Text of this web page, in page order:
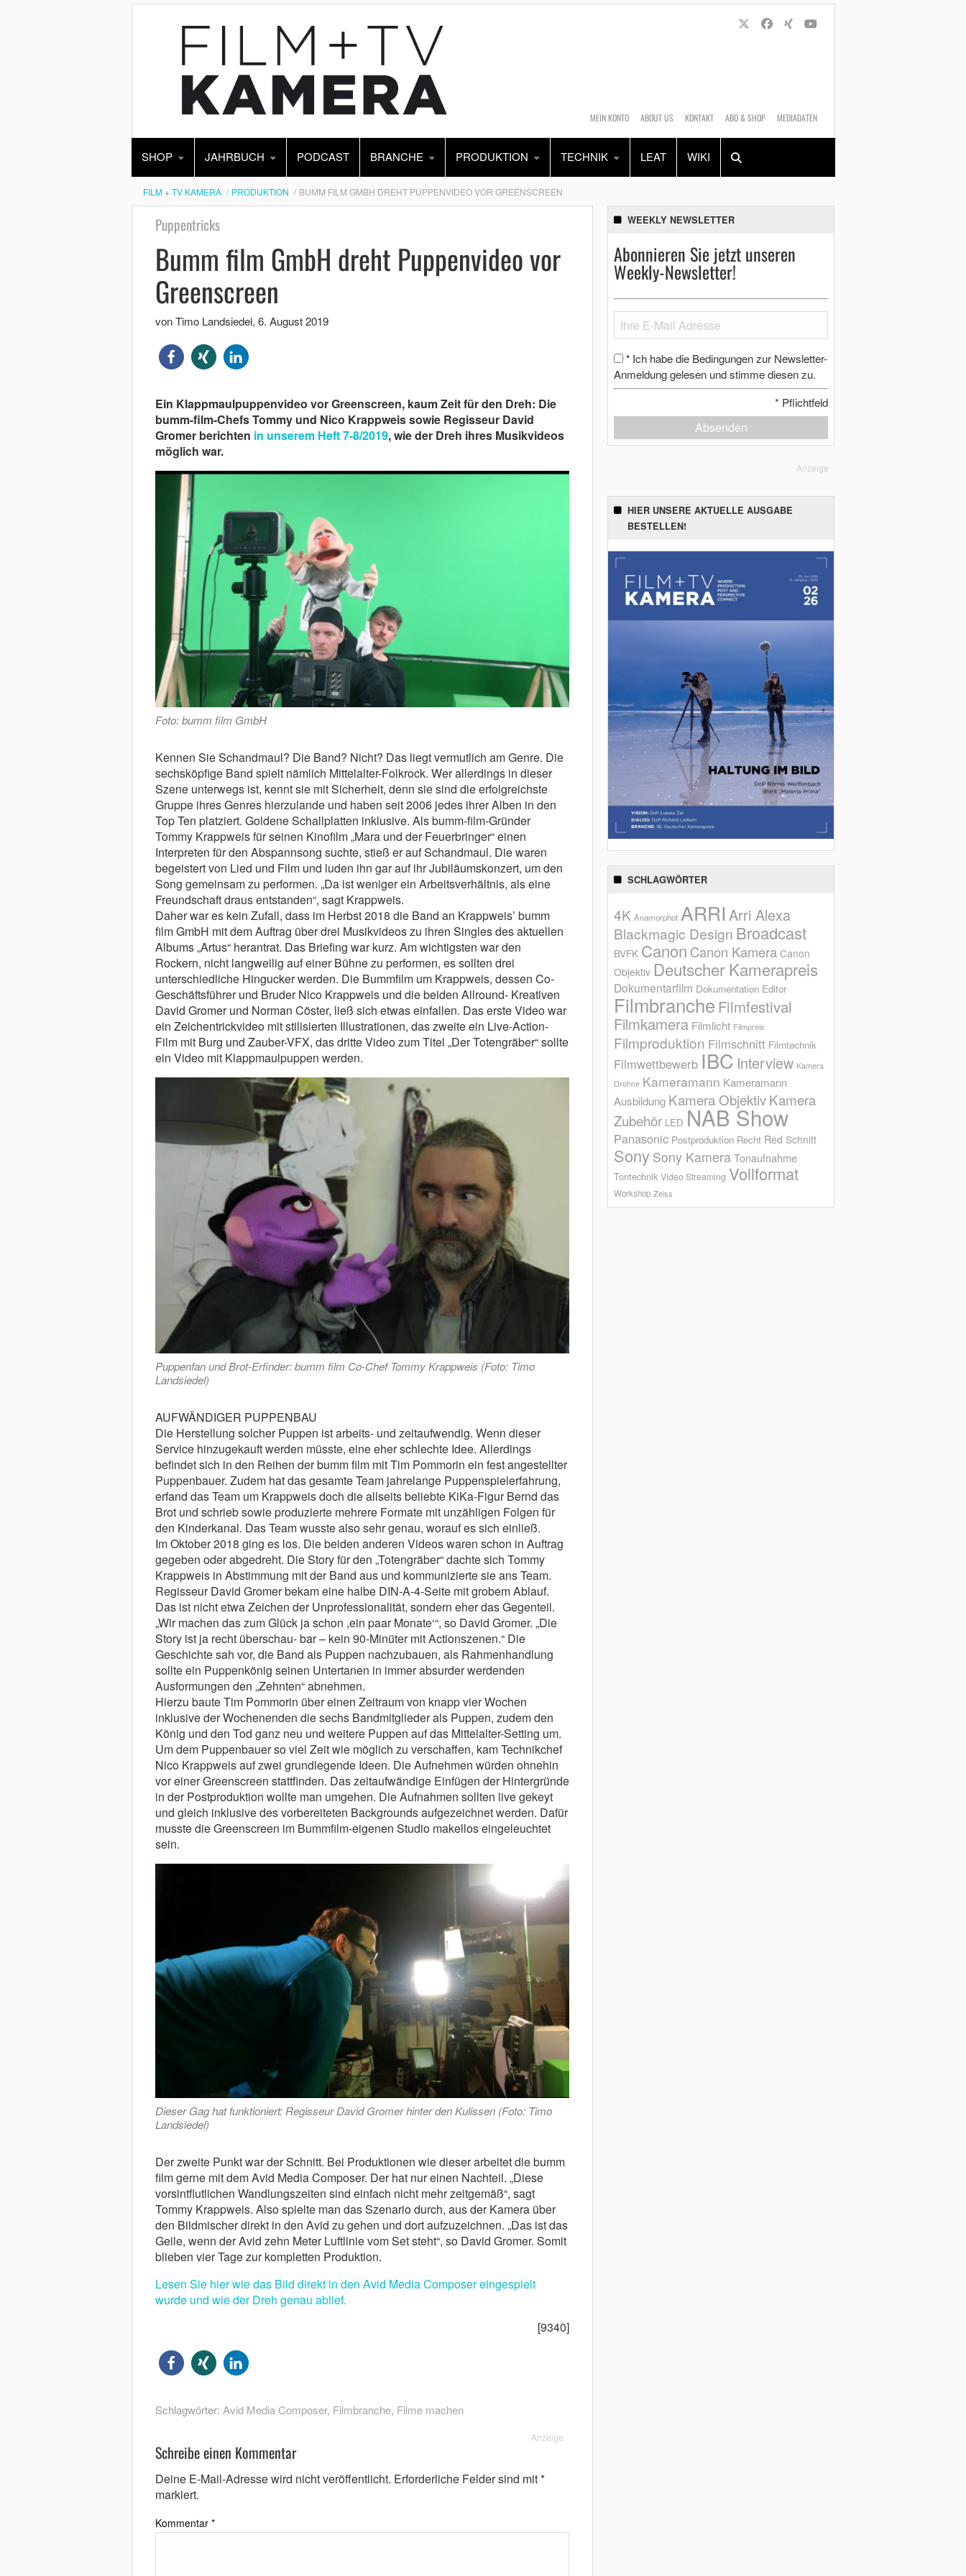
MEIN KONTO ABOUT US KONTAKT ABO & SHOP MEDIADATEN
SHOP JAHRBUCH PODCAST BRANCHE PRODUKTION TECHNIK LEAT WIKI
Alles Shop
FILM + TV KAMERA PRODUKTION BUMM FILM GMBH DREHT PUPPENVIDEO VOR GREENSCREEN
Puppentricks
Bumm film GmbH dreht Puppenvideo vor
Greenscreen
von Timo Landsiedel, 6. August 2019
Ein Klappmaulpuppenvideo vor Greenscreen, kaum Zeit für den Dreh: Die
bumm-film-Chefs Tommy und Nico Krappweis sowie Regisseur David
Gromer berichten in unserem Heft 7-8/2019, wie der Dreh ihres Musikvideos
möglich war.
Foto: bumm film GmbH
Kennen Sie Schandmaul? Die Band? Nicht? Das liegt vermutlich am Genre. Die
sechsköpfige Band spielt nämlich Mittelalter-Folkrock. Wer allerdings in dieser
Szene unterwegs ist, kennt sie mit Sicherheit, denn sie sind die erfolgreichste
Gruppe ihres Genres hierzulande und haben seit 2006 jedes ihrer Alben in den
Top Ten platziert. Goldene Schallplatten inklusive. Als bumm-film-Gründer
Tommy Krappweis für seinen Kinofilm „Mara und der Feuerbringer“ einen
Interpreten für den Abspannsong suchte, stieß er auf Schandmaul. Die waren
begeistert von Lied und Film und luden ihn gar auf ihr Jubiläumskonzert, um den
Song gemeinsam zu performen. „Da ist weniger ein Arbeitsverhältnis, als eine
Freundschaft draus entstanden“, sagt Krappweis.
Daher war es kein Zufall, dass im Herbst 2018 die Band an Krappweis’ bumm
film GmbH mit dem Auftrag über drei Musikvideos zu ihren Singles des aktuellen
Albums „Artus“ herantrat. Das Briefing war kurz. Am wichtigsten war den
Rockern, nicht langweilig auf einer Bühne zu performen, es sollten drei
unterschiedliche Hingucker werden. Die Bummfilm um Krappweis, dessen Co-
Geschäftsführer und Bruder Nico Krappweis und die beiden Allround- Kreativen
David Gromer und Norman Cöster, ließ sich etwas einfallen. Das erste Video war
ein Zeichentrickvideo mit stilisierten Illustrationen, das zweite ein Live-Action-
Film mit Burg und Zauber-VFX, das dritte Video zum Titel „Der Totengräber“ sollte
ein Video mit Klappmaulpuppen werden.
Puppenfan und Brot-Erfinder: bumm film Co-Chef Tommy Krappweis (Foto: Timo
Landsiedel)
AUFWÄNDIGER PUPPENBAU
Die Herstellung solcher Puppen ist arbeits- und zeitaufwendig. Wenn dieser
Service hinzugekauft werden müsste, eine eher schlechte Idee. Allerdings
befindet sich in den Reihen der bumm film mit Tim Pommorin ein fest angestellter
Puppenbauer. Zudem hat das gesamte Team jahrelange Puppenspielerfahrung,
erfand das Team um Krappweis doch die allseits beliebte KiKa-Figur Bernd das
Brot und schrieb sowie produzierte mehrere Formate mit unzähligen Folgen für
den Kinderkanal. Das Team wusste also sehr genau, worauf es sich einließ.
Im Oktober 2018 ging es los. Die beiden anderen Videos waren schon in Auftrag
gegeben oder abgedreht. Die Story für den „Totengräber“ dachte sich Tommy
Krappweis in Abstimmung mit der Band aus und kommunizierte sie ans Team.
Regisseur David Gromer bekam eine halbe DIN-A-4-Seite mit grobem Ablauf.
Das ist nicht etwa Zeichen der Unprofessionalität, sondern eher das Gegenteil.
„Wir machen das zum Glück ja schon ,ein paar Monate‘“, so David Gromer. „Die
Story ist ja recht überschau- bar – kein 90-Minüter mit Actionszenen.“ Die
Geschichte sah vor, die Band als Puppen nachzubauen, als Rahmenhandlung
sollte ein Puppenkönig seinen Untertanen in immer absurder werdenden
Ausformungen den „Zehnten“ abnehmen.
Hierzu baute Tim Pommorin über einen Zeitraum von knapp vier Wochen
inklusive der Wochenenden die sechs Bandmitglieder als Puppen, zudem den
König und den Tod ganz neu und weitere Puppen auf das Mittelalter-Setting um.
Um dem Puppenbauer so viel Zeit wie möglich zu verschaffen, kam Technikchef
Nico Krappweis auf zwei grundlegende Ideen. Die Aufnehmen würden ohnehin
vor einer Greenscreen stattfinden. Das zeitaufwändige Einfügen der Hintergründe
in der Postproduktion wollte man umgehen. Die Aufnahmen sollten live gekeyt
und gleich inklusive des vorbereiteten Backgrounds aufgezeichnet werden. Dafür
musste die Greenscreen im Bummfilm-eigenen Studio makellos eingeleuchtet
sein.
Dieser Gag hat funktioniert: Regisseur David Gromer hinter den Kulissen (Foto: Timo
Landsiedel)
Der zweite Punkt war der Schnitt. Bei Produktionen wie dieser arbeitet die bumm
film gerne mit dem Avid Media Composer. Der hat nur einen Nachteil. „Diese
vorsintflutlichen Wandlungszeiten sind einfach nicht mehr zeitgemäß“, sagt
Tommy Krappweis. Also spielte man das Szenario durch, aus der Kamera über
den Bildmischer direkt in den Avid zu gehen und dort aufzuzeichnen. „Das ist das
Geile, wenn der Avid zehn Meter Luftlinie vom Set steht“, so David Gromer. Somit
blieben vier Tage zur kompletten Produktion.
Lesen Sie hier wie das Bild direkt in den Avid Media Composer eingespielt
wurde und wie der Dreh genau ablief.
[9340]
Schlagwörter: Avid Media Composer, Filmbranche, Filme machen
Anzeige
Schreibe einen Kommentar
Deine E-Mail-Adresse wird nicht veröffentlicht. Erforderliche Felder sind mit*
markiert.
Kommentar *
WEEKLY NEWSLETTER
Abonnieren Sie jetzt unseren
Weekly-Newsletter!
* Ich habe die Bedingungen zur Newsletter-
Anmeldung gelesen und stimme diesen zu.
* Pflichtfeld
Absenden
Anzeige
HIER UNSERE AKTUELLE AUSGABE
BESTELLEN!
SCHLAGWÖRTER
4K Anamorphot ARRI Arri Alexa
Blackmagic Design Broadcast
BVFK Canon Canon Kamera Canon
Objektiv Deutscher Kamerapreis
Dokumentarfilm Dokumentation Editor
Filmbranche Filmfestival
Filmkamera Filmlicht Filmpreis
Filmproduktion Filmschnitt Filmtechnik
Filmwettbewerb IBC Interview Kamera
Drohne Kameramann Kameramann
Ausbildung Kamera ObjektivKamera
Zubehör LED NAB Show
Panasonic Postproduktion Recht Red Schnitt
Sony Sony KameraTonaufnahme
Tontechnik Video Streaming Vollformat
Workshop Zeiss